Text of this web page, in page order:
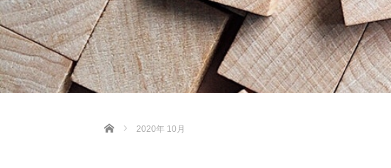
Home 2020年 10月